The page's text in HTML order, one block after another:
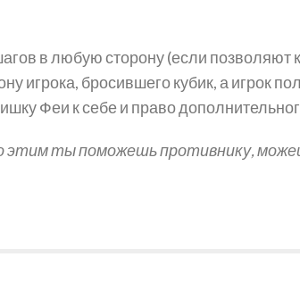
в любую сторону (если позволяют
игрока, бросившего кубик, а игрок
Феи к себе и право
ты поможешь противнику,